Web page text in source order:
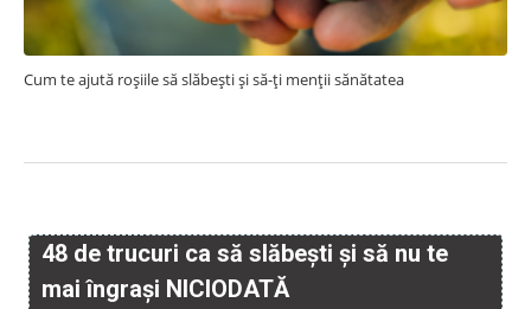
Cum te ajută roșiile să slăbești și să-ți menții sănătatea